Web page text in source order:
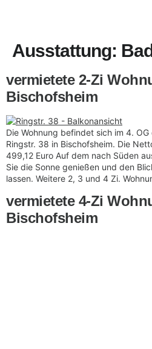
Ausstattung:
vermietete 2-Zi
Bischofsheim
Die Wohnung befindet sich im 4.
Ringstr. 38 in Bischofsheim. Die
499,12 Euro Auf dem nach Süden
Sie die Sonne genießen und den
lassen. Weitere 2, 3 und 4 Zi.
vermietete 4-Zi
Bischofsheim